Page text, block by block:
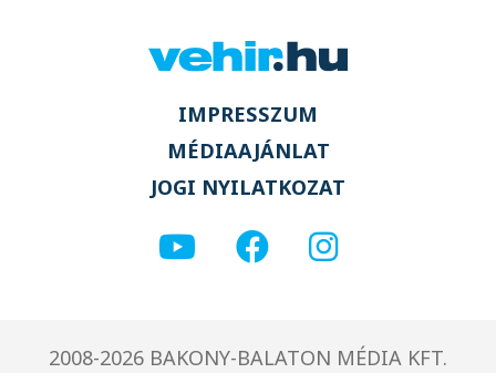
IMPRESSZUM
MÉDIAAJÁNLAT
JOGI NYILATKOZAT
2008-2026 BAKONY-BALATON MÉDIA KFT.